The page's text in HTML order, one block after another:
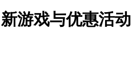
游戏与优惠活动